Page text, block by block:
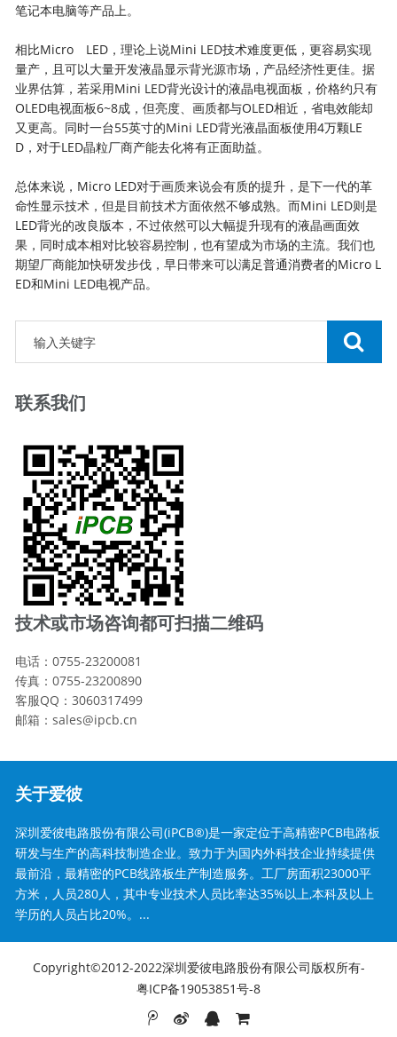
笔记本电脑等产品上。
相比Micro LED，理论上说Mini LED技术难度更低，更容易实现
量产，且可以大量开发液晶显示背光源市场，产品经济性更佳。据
业界估算，若采用Mini LED背光设计的液晶电视面板，价格约只有
OLED电视面板6~8成，但亮度、画质都与OLED相近，省电效能却
又更高。同时一台55英寸的Mini LED背光液晶面板使用4万颗LE
D，对于LED晶粒厂商产能去化将有正面助益。
总体来说，Micro LED对于画质来说会有质的提升，是下一代的革
命性显示技术，但是目前技术方面依然不够成熟。而Mini LED则是
LED背光的改良版本，不过依然可以大幅提升现有的液晶画面效
果，同时成本相对比较容易控制，也有望成为市场的主流。我们也
期望厂商能加快研发步伐，早日带来可以满足普通消费者的Micro L
ED和Mini LED电视产品。
联系我们
技术或市场咨询都可扫描二维码
电话：0755-23200081
传真：0755-23200890
客服QQ：3060317499
邮箱：sales@ipcb.cn
关于爱彼
深圳爱彼电路股份有限公司(iPCB®)是一家定位于高精密PCB电路板
研发与生产的高科技制造企业。致力于为国内外科技企业持续提供
最前沿，最精密的PCB线路板生产制造服务。工厂房面积23000平
方米，人员280人，其中专业技术人员比率达35%以上,本科及以上
学历的人员占比20%。...
Copyright©2012-2022深圳爱彼电路股份有限公司版权所有-
粤ICP备19053851号-8